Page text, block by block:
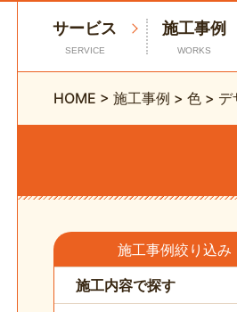
サービス
SERVICE
施工事例
WORKS
HOME > 施工事例 > 色 > デ
施工事例絞り込み
施工内容で探す